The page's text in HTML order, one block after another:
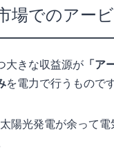
場でのアー
大きな収益源が 「ア
を電力で行うものです
太陽光発電が余って